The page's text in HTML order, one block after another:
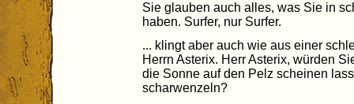
Sie glauben auch alles, was Sie in
haben. Surfer, nur Surfer.
... klingt aber auch wie aus einer
Herrn Asterix. Herr Asterix, würden
die Sonne auf den Pelz scheinen
scharwenzeln?